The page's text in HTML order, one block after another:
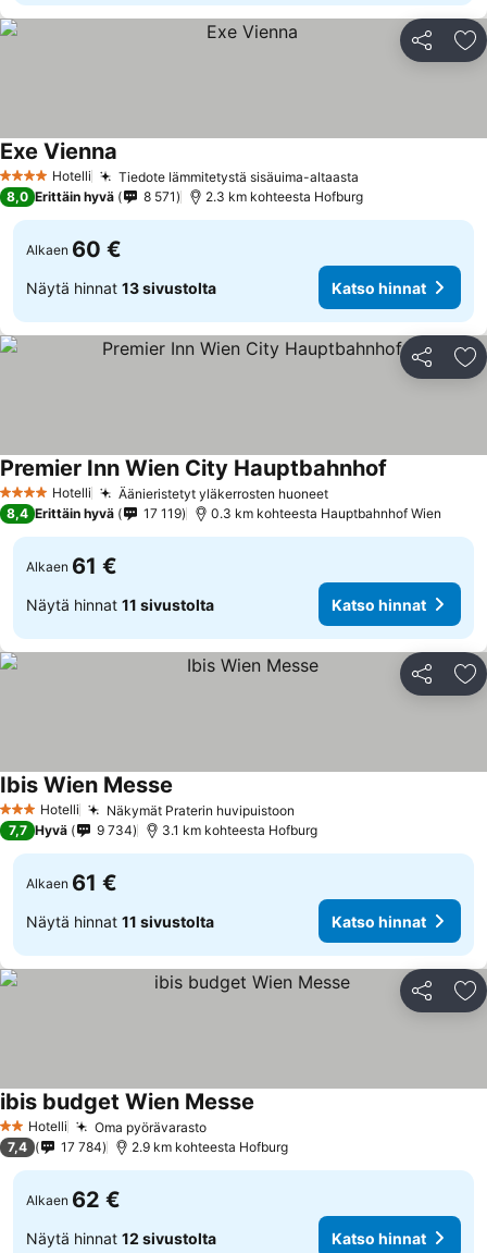
Jaa
4 Tähtiluokitus
Hotelli Tiedote lämmitetystä sisäuima-altaasta
Exe Vienna
8,0 Erittäin hyvä 8 571 2.3 km kohteesta Hofburg
Alkaen 60 €
Näytä hinnat 13 sivustolta Katso hinnat
Jaa
4 Tähtiluokitus
Hotelli Äänieristetyt yläkerrosten huoneet
Premier Inn Wien City Hauptbahnhof
8,4 Erittäin hyvä 17 119 0.3 km kohteesta Hauptbahnhof Wien
Alkaen 61 €
Näytä hinnat 11 sivustolta Katso hinnat
Jaa
3 Tähtiluokitus
Hotelli Näkymät Praterin huvipuistoon
Ibis Wien Messe
7,7 Hyvä 9 734 3.1 km kohteesta Hofburg
Alkaen 61 €
Näytä hinnat 11 sivustolta Katso hinnat
Jaa
2 Tähtiluokitus
Hotelli Oma pyörävarasto
ibis budget Wien Messe
7,4 17 784 2.9 km kohteesta Hofburg
Alkaen 62 €
Näytä hinnat 12 sivustolta Katso hinnat